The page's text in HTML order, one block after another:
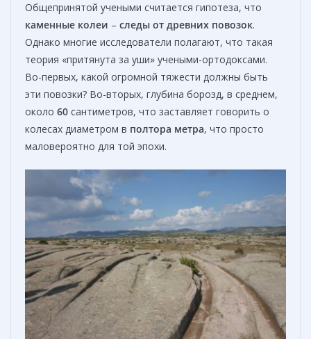
Общепринятой учеными считается гипотеза, что
каменные колеи – следы от древних повозок.
Однако многие исследователи полагают, что такая
теория «притянута за уши» учеными-ортодоксами.
Во-первых, какой огромной тяжести должны быть
эти повозки? Во-вторых, глубина борозд, в среднем,
около 60 сантиметров, что заставляет говорить о
колесах диаметром в полтора метра, что просто
маловероятно для той эпохи.